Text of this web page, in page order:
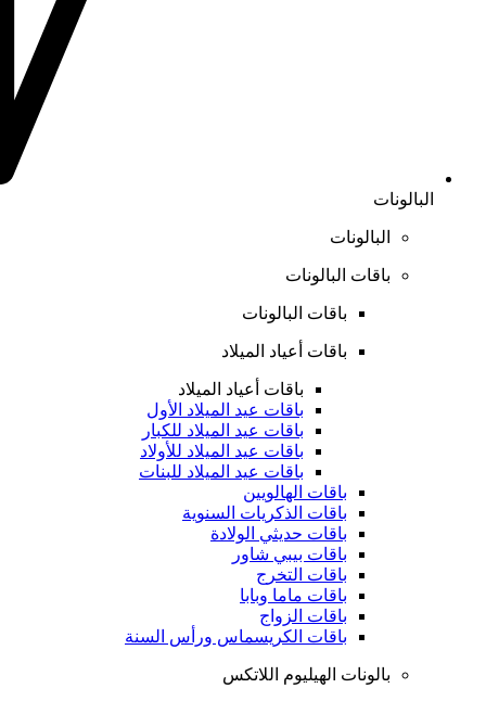
البالونات
البالونات
باقات البالونات
باقات البالونات
باقات أعياد الميلاد
باقات أعياد الميلاد
باقات عيد الميلاد الأول
باقات عيد الميلاد للكبار
باقات عيد الميلاد للأولاد
باقات عيد الميلاد للبنات
باقات الهالويين
باقات الذكريات السنوية
باقات حديثي الولادة
باقات بيبي شاور
باقات التخرج
باقات ماما وبابا
باقات الزواج
باقات الكريسماس ورأس السنة
بالونات الهيليوم اللاتكس